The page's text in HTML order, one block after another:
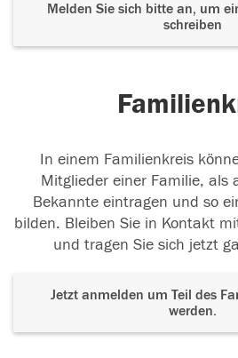
Melden Sie sich bitte an, um
schreiben
In einem Familienkreis
Mitglieder einer Familie, als
Bekannte eintragen und so
bilden. Bleiben Sie in Kontakt
und tragen Sie sich jetzt
Jetzt anmelden um Teil des
werden.